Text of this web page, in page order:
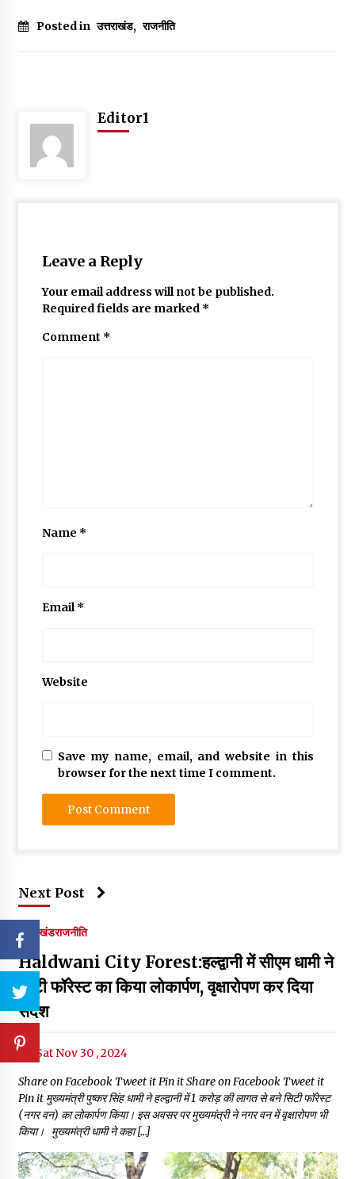
Thought Of The Day 11 May
May 10, 2022
Posted in उत्तराखंड, राजनीति
Editor1
Leave a Reply
Your email address will not be published.
Required fields are marked *
Comment *
Name *
Email*
Website
Save my name, email, and website in this
browser for the next time I comment.
Next Post
उत्तराखंडराजनीति
Haldwani City Forest:हल्द्वानी में सीएम धामी ने
सिटी फॉरेस्ट का किया लोकार्पण, वृक्षारोपण कर दिया
संदेश
Sat Nov 30 , 2024
Share on Facebook Tweet it Pin it Share on Facebook Tweet it
Pin it मुख्यमंत्री पुष्कर सिंह धामी ने हल्द्वानी में ₹1 करोड़ की लागत से बने सिटी फॉरेस्ट
(नगर वन) का लोकार्पण किया। इस अवसर पर मुख्यमंत्री ने नगर वन में वृक्षारोपण भी
किया। मुख्यमंत्री धामी ने कहा […]